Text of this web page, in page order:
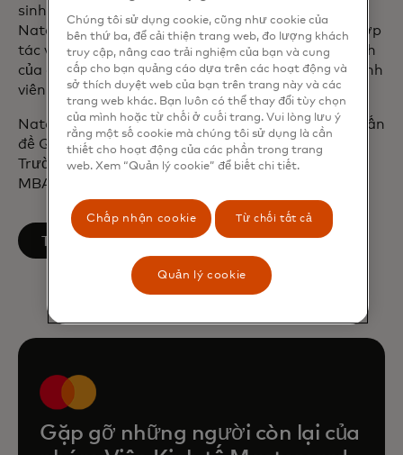
sinh từ quy định, chính sách công và kiện tụng.
Natalia bắt đầu sự nghiệp của mình tại Tổ chức Hợp
tác và Phát triển Kinh tế ở Paris, đại diện cho lợi ích
của cộng đồng doanh nghiệp của các quốc gia thành
viên cho tổ chức.
Natalia có bằng Cử nhân Kinh tế Quốc tế và Các vấn
đề Quốc tế tại Đại học Paris Hoa Kỳ, Thạc sĩ của
Trường Kinh tế và Khoa học Chính trị London và
MBA từ INSEAD.
Theo dõi trên LinkedIn
opens in a new tab
Gặp gỡ những người còn lại của
Chúng tôi sử dụng cookie, cũng như cookie của
bên thứ ba, để cải thiện trang web, đo lượng khách
truy cập, nâng cao trải nghiệm của bạn và cung
cấp cho bạn quảng cáo dựa trên các hoạt động và
sở thích duyệt web của bạn trên trang này và các
trang web khác. Bạn luôn có thể thay đổi tùy chọn
của mình hoặc từ chối ở cuối trang. Vui lòng lưu ý
rằng một số cookie mà chúng tôi sử dụng là cần
thiết cho hoạt động của các phần trong trang
web. Xem “Quản lý cookie” để biết chi tiết.
Chấp nhận cookie Từ chối tất cả
Quản lý cookie